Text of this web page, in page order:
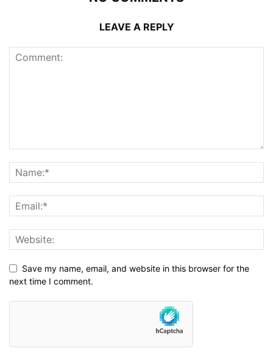
LEAVE A REPLY
Save my name, email, and website in this browser for the
next time I comment.